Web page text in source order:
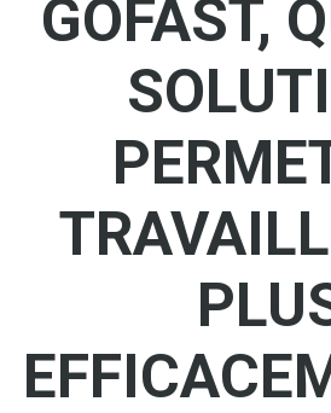
GOFAST,